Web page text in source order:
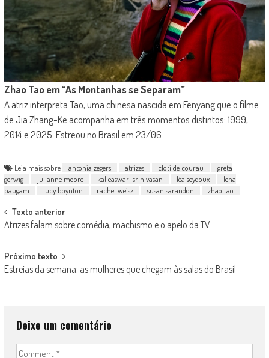
Zhao Tao em “As Montanhas se Separam”
A atriz interpreta Tao, uma chinesa nascida em Fenyang que o filme
de Jia Zhang-Ke acompanha em três momentos distintos: 1999,
2014 e 2025. Estreou no Brasil em 23/06.
Leia mais sobre antonia zegers atrizes clotilde courau
greta
gerwig
julianne moore kalieaswari srinivasan léa seydoux
lena
paugam
lucy boynton rachel weisz susan sarandon zhao tao
Post
navigation
Texto anterior
Atrizes falam sobre comédia, machismo e o apelo da TV
Próximo texto
Estreias da semana: as mulheres que chegam às salas do Brasil
Deixe um comentário